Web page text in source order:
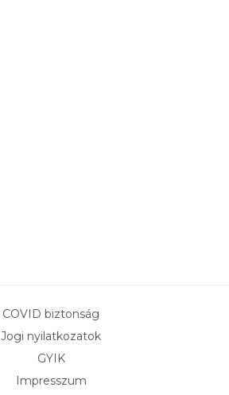
COVID biztonság
Jogi nyilatkozatok
GYIK
Impresszum